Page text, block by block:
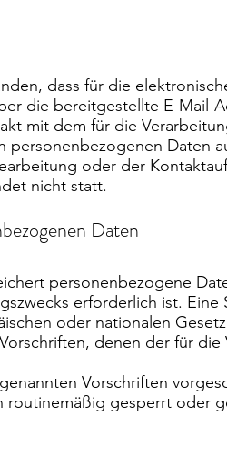
dass für die
die bereitgestellte E-Mail-
mit dem für die
Daten
oder der
nicht statt.
Daten
personenbezogene
erforderlich ist. Eine
oder nationalen
denen der für die
Vorschriften
routinemäßig gesperrt oder